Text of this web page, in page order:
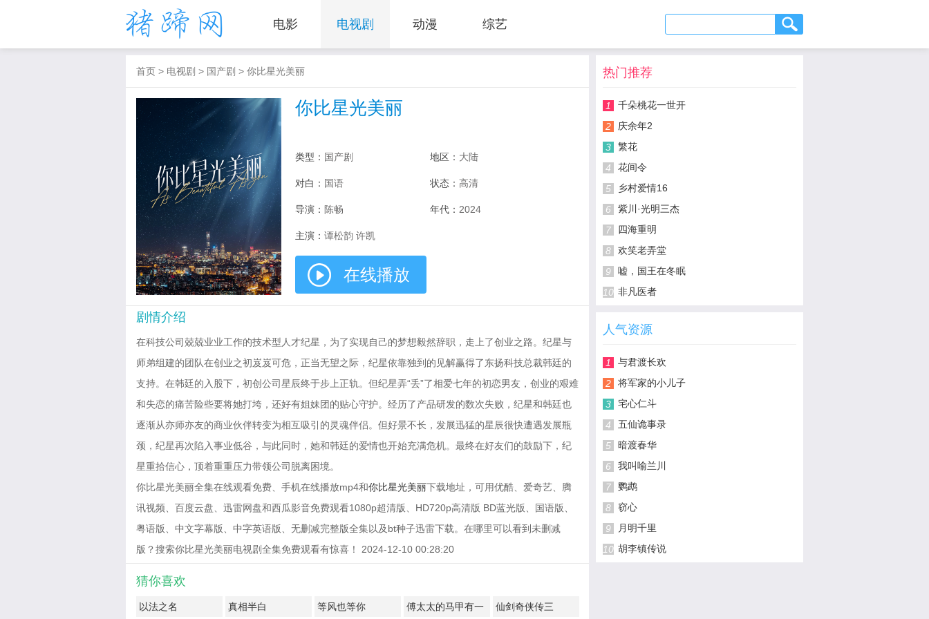
电影 电视剧 动漫 综艺
首页 > 电视剧 > 国产剧 > 你比星光美丽
你比星光美丽
类型： 国产剧 地区： 大陆
对白： 国语 状态： 高清
导演： 陈畅 年代： 2024
主演： 谭松韵 许凯
在线播放
剧情介绍
在科技公司兢兢业业工作的技术型人才纪星，为了实现自己的梦想毅然辞职，走上了创业之路。纪星与
师弟组建的团队在创业之初岌岌可危，正当无望之际，纪星依靠独到的见解赢得了东扬科技总裁韩廷的
支持。在韩廷的入股下，初创公司星辰终于步上正轨。但纪星弄“丢”了相爱七年的初恋男友，创业的艰难
和失恋的痛苦险些要将她打垮，还好有姐妹团的贴心守护。经历了产品研发的数次失败，纪星和韩廷也
逐渐从亦师亦友的商业伙伴转变为相互吸引的灵魂伴侣。但好景不长，发展迅猛的星辰很快遭遇发展瓶
颈，纪星再次陷入事业低谷，与此同时，她和韩廷的爱情也开始充满危机。最终在好友们的鼓励下，纪
星重拾信心，顶着重重压力带领公司脱离困境。
你比星光美丽全集在线观看免费、手机在线播放mp4和你比星光美丽下载地址，可用优酷、爱奇艺、腾
讯视频、百度云盘、迅雷网盘和西瓜影音免费观看1080p超清版、HD720p高清版 BD蓝光版、国语版、
粤语版、中文字幕版、中字英语版、无删减完整版全集以及bt种子迅雷下载。在哪里可以看到未删减
版？搜索你比星光美丽电视剧全集免费观看有惊喜！ 2024-12-10 00:28:20
猜你喜欢
以法之名 真相半白 等风也等你 傅太太的马甲有一 仙剑奇侠传三
热门推荐
1
千朵桃花一世开
2
庆余年2
3
繁花
4
花间令
5
乡村爱情16
6
紫川·光明三杰
7
四海重明
8
欢笑老弄堂
9
嘘，国王在冬眠
10 非凡医者
人气资源
1
与君渡长欢
2
将军家的小儿子
3
宅心仁斗
4
五仙诡事录
5
暗渡春华
6
我叫喻兰川
7
鹦鹉
8
窃心
9
月明千里
10 胡李镇传说